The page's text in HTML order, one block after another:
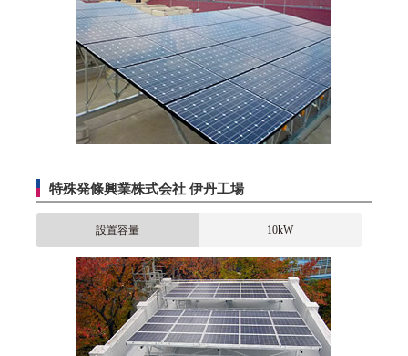
特殊発條興業株式会社 伊丹工場
設置容量 10kW